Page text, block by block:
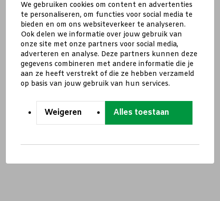
We gebruiken cookies om content en advertenties
te personaliseren, om functies voor social media te
bieden en om ons websiteverkeer te analyseren.
Ook delen we informatie over jouw gebruik van
onze site met onze partners voor social media,
adverteren en analyse. Deze partners kunnen deze
gegevens combineren met andere informatie die je
aan ze heeft verstrekt of die ze hebben verzameld
op basis van jouw gebruik van hun services.
Weigeren Alles toestaan